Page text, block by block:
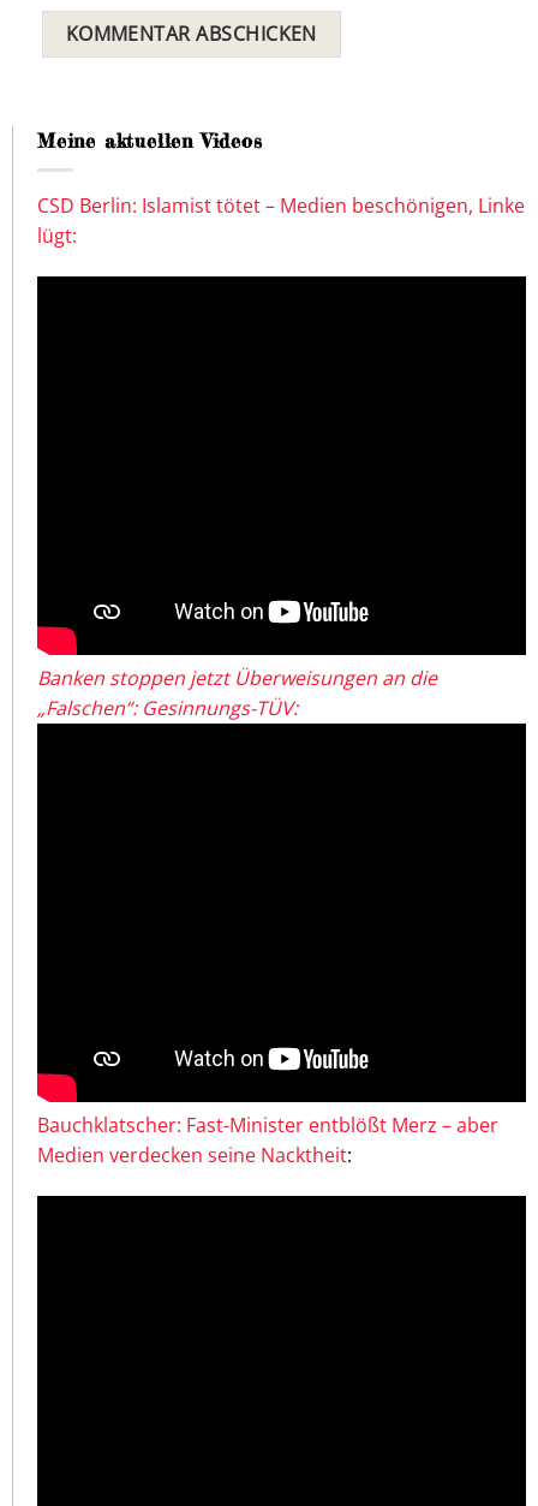
Meine aktuellen Videos
CSD Berlin: Islamist tötet – Medien beschönigen, Linke
lügt:
Banken stoppen jetzt Überweisungen an die
„Falschen“: Gesinnungs-TÜV:
Bauchklatscher: Fast-Minister entblößt Merz – aber
Medien verdecken seine Nacktheit: